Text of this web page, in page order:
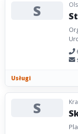
S
Usługi
S